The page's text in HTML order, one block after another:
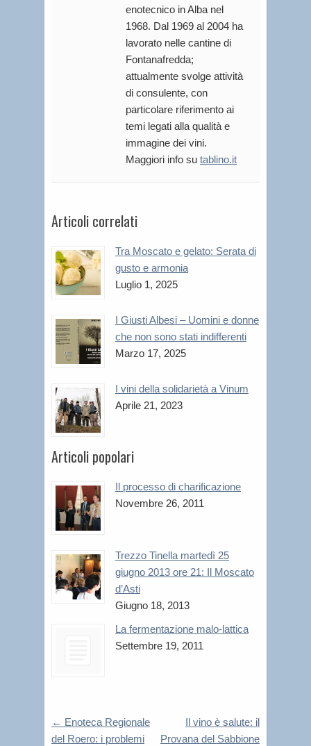
enotecnico in Alba nel
1968. Dal 1969 al 2004 ha
lavorato nelle cantine di
Fontanafredda;
attualmente svolge attività
di consulente, con
particolare riferimento ai
temi legati alla qualità e
immagine dei vini.
Maggiori info su tablino.it
Articoli correlati
Tra Moscato e gelato: Serata di
gusto e armonia
Luglio 1, 2025
I Giusti Albesi – Uomini e donne
che non sono stati indifferenti
Marzo 17, 2025
I vini della solidarietà a Vinum
Aprile 21, 2023
Articoli popolari
Il processo di charificazione
Novembre 26, 2011
Trezzo Tinella martedì 25
giugno 2013 ore 21: Il Moscato
d’Asti
Giugno 18, 2013
La fermentazione malo-lattica
Settembre 19, 2011
← Enoteca Regionale
del Roero: i problemi
Il vino è salute: il
Provana del Sabbione